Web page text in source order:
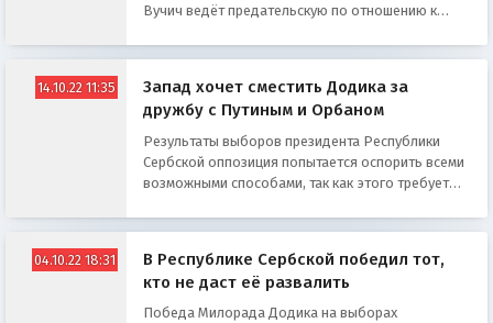
Вучич ведёт предательскую по отношению к
14.10.22 11:35
Запад хочет сместить Додика за
дружбу с Путиным и Орбаном
Результаты выборов президента Республики
Сербской оппозиция попытается оспорить всеми
возможными способами, так как этого требует
04.10.22 18:31
В Республике Сербской победил тот,
кто не даст её развалить
Победа Милорада Додика на выборах